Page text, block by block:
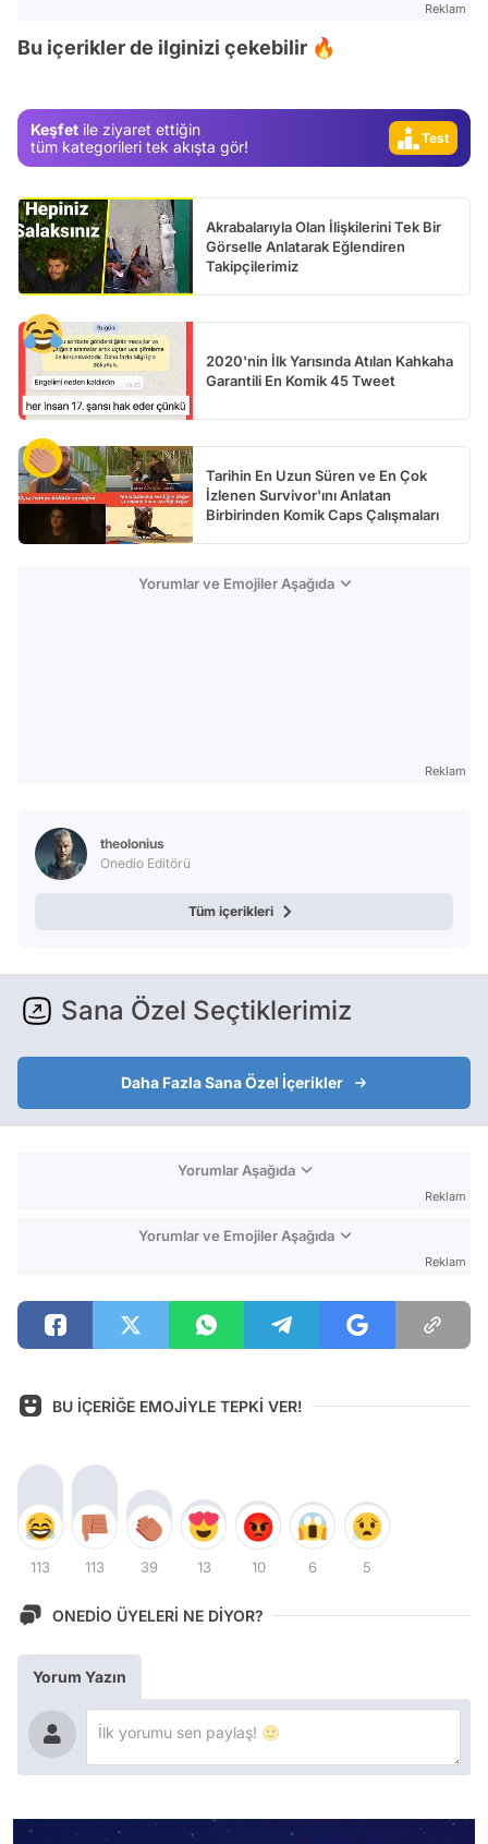
Reklam
Bu içerikler de ilginizi çekebilir 🔥
Keşfet ile ziyaret ettiğin
tüm kategorileri tek akışta gör!
Test
Akrabalarıyla Olan İlişkilerini Tek Bir
Görselle Anlatarak Eğlendiren
Takipçilerimiz
2020'nin İlk Yarısında Atılan Kahkaha
Garantili En Komik 45 Tweet
Tarihin En Uzun Süren ve En Çok
İzlenen Survivor'ını Anlatan
Birbirinden Komik Caps Çalışmaları
Yorumlar ve Emojiler Aşağıda
Reklam
theolonius
Onedio Editörü
Tüm içerikleri
Sana Özel Seçtiklerimiz
Daha Fazla Sana Özel İçerikler
Yorumlar Aşağıda
Reklam
Yorumlar ve Emojiler Aşağıda
Reklam
BU İÇERİĞE EMOJİYLE TEPKİ VER!
113 113 39 13 10 6 5
ONEDİO ÜYELERİ NE DİYOR?
Yorum Yazın